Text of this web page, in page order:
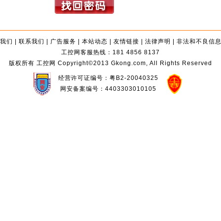
们 | 联系我们 | 广告服务 | 本站动态 | 友情链接 | 法律声明 | 非法和不良信
工控网客服热线：181 4856 8137
版权所有 工控网 Copyright©2013 Gkong.com, All Rights Reserved
经营许可证编号：粤B2-20040325
网安备案编号：4403303010105